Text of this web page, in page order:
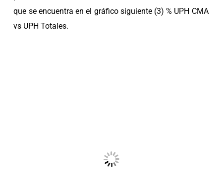
que se encuentra en el gráfico siguiente (3) % UPH CMA
vs UPH Totales.